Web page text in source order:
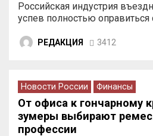
Российская индустрия
успев полностью оправиться
РЕДАКЦИЯ 3412
Новости России Финансы
От офиса к гончарному
зумеры выбирают
профессии